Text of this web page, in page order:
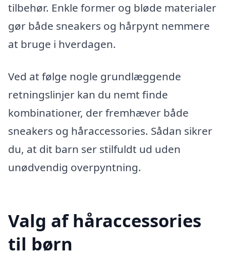
tilbehør. Enkle former og bløde materialer
gør både sneakers og hårpynt nemmere
at bruge i hverdagen.
Ved at følge nogle grundlæggende
retningslinjer kan du nemt finde
kombinationer, der fremhæver både
sneakers og håraccessories. Sådan sikrer
du, at dit barn ser stilfuldt ud uden
unødvendig overpyntning.
Valg af håraccessories
til børn